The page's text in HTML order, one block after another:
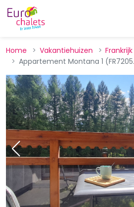
Home Vakantiehuizen Frankrijk
Appartement Montana 1